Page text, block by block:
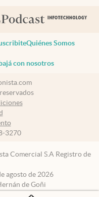
Quiénes Somos
con nosotros
3270
Comercial S.A Registro de
agosto de 2026
de Goñi